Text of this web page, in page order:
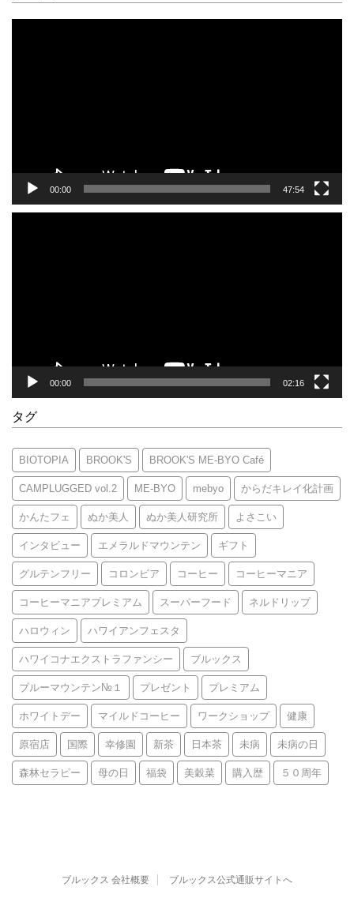
00:00 47:54
00:00 02:16
タグ
BIOTOPIA BROOK'S BROOK'S ME-BYO Café
CAMPLUGGED vol.2 ME-BYO mebyo からだキレイ化計画
かんたフェ ぬか美人 ぬか美人研究所 よさこい
インタビュー エメラルドマウンテン ギフト
グルテンフリー コロンビア コーヒー コーヒーマニア
コーヒーマニアプレミアム スーパーフード ネルドリップ
ハロウィン ハワイアンフェスタ
ハワイコナエクストラファンシー ブルックス
ブルーマウンテン№１ プレゼント プレミアム
ホワイトデー マイルドコーヒー ワークショップ 健康
原宿店 国際 幸修園 新茶 日本茶 未病 未病の日
森林セラピー 母の日 福袋 美穀菜 購入歴 ５０周年
ブルックス 会社概要 ブルックス公式通販サイトへ